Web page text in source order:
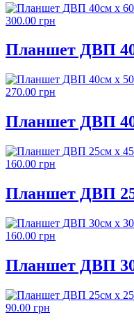
300.00 грн
Планшет ДВП
270.00 грн
Планшет ДВП
160.00 грн
Планшет ДВП
160.00 грн
Планшет ДВП
90.00 грн